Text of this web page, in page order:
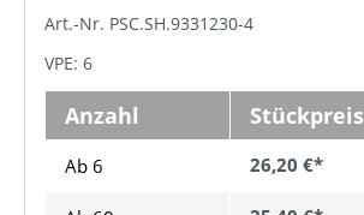
Art.-Nr. PSC.SH.9331230-4
VPE: 6
Anzahl Stückpreis
Ab 6 26,20 €*